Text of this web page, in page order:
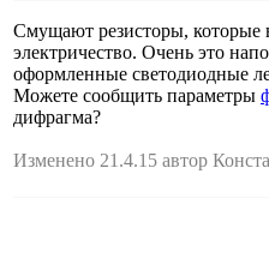
Смущают резисторы, которые
электричество. Очень это
оформленные светодиодные
Можете сообщить параметры
дифрагма?
Изменено 21.4.15 автор